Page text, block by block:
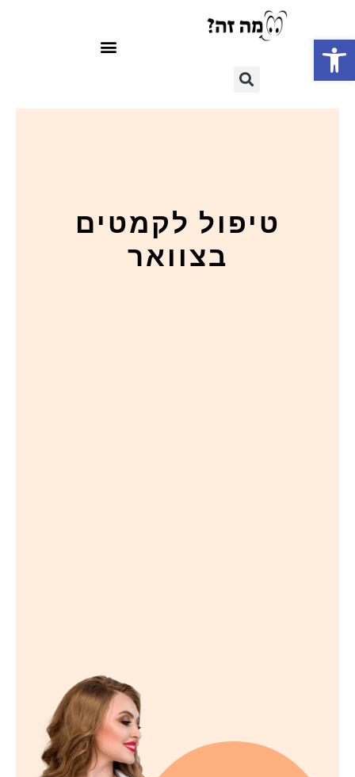
פתח סרגל נגישות
טיפול לקמטים
בצוואר